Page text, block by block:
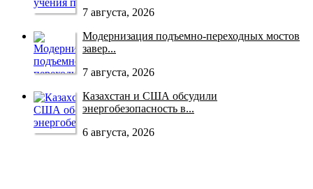
7 августа, 2026
Модернизация подъемно-переходных мостов
завер...
7 августа, 2026
Казахстан и США обсудили
энергобезопасность в...
6 августа, 2026